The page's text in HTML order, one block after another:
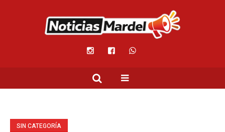
SIN CATEGORÍA